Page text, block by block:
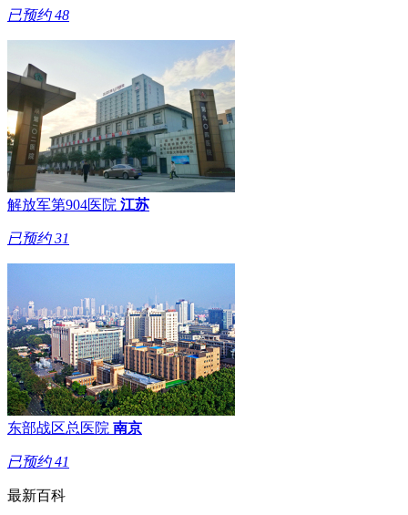
已预约 48
解放军第904医院 江苏
已预约 31
东部战区总医院 南京
已预约 41
最新百科